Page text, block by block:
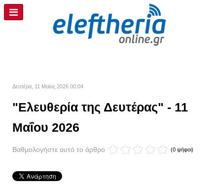
Δευτέρα, 11 Μαϊος 2026 00:04
"Ελευθερία της Δευτέρας" - 11
Μαΐου 2026
Βαθμολογήστε αυτό το άρθρο (0 ψήφοι)